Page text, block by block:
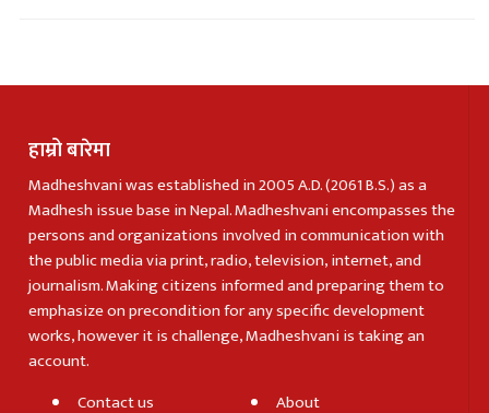
हाम्रो बारेमा
Madheshvani was established in 2005 A.D. (2061 B.S.) as a
Madhesh issue base in Nepal. Madheshvani encompasses the
persons and organizations involved in communication with
the public media via print, radio, television, internet, and
journalism. Making citizens informed and preparing them to
emphasize on precondition for any specific development
works, however it is challenge, Madheshvani is taking an
account.
Contact us
About